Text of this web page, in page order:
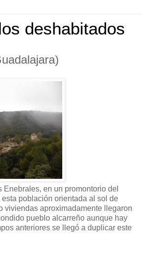
deshabitados
Enebrales, en un promontorio del
población orientada al sol de
viviendas aproximadamente llegaron
pueblo alcarreño aunque hay
anteriores se llegó a duplicar este